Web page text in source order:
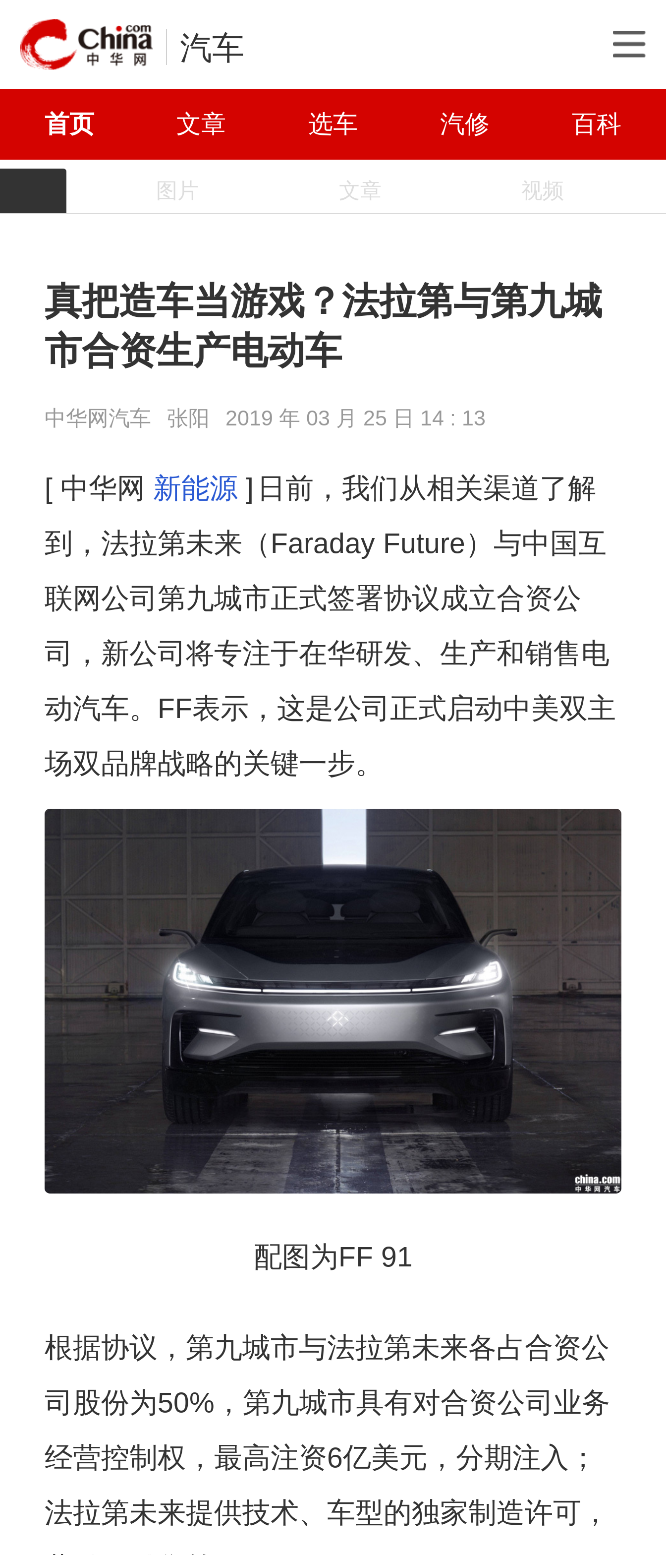
汽车
首页 文章 选车 汽修 百科
图片 文章 视频
真把造车当游戏？法拉第与第九城
市合资生产电动车
中华网汽车 张阳 2019 年 03 月 25 日 14 : 13
[ 中华网 新能源 ] 日前，我们从相关渠道了解
到，法拉第未来（Faraday Future）与中国互
联网公司第九城市正式签署协议成立合资公
司，新公司将专注于在华研发、生产和销售电
动汽车。FF表示，这是公司正式启动中美双主
场双品牌战略的关键一步。
配图为FF 91
根据协议，第九城市与法拉第未来各占合资公
司股份为50%，第九城市具有对合资公司业务
经营控制权，最高注资6亿美元，分期注入；
法拉第未来提供技术、车型的独家制造许可，